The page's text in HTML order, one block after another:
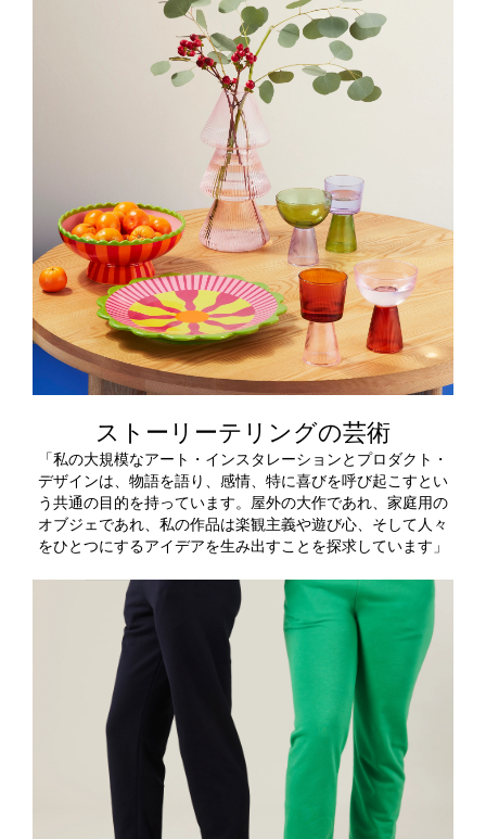
ストーリーテリングの芸術
「私の大規模なアート・インスタレーションとプロダクト・
デザインは、物語を語り、感情、特に喜びを呼び起こすとい
う共通の目的を持っています。屋外の大作であれ、家庭用の
オブジェであれ、私の作品は楽観主義や遊び心、そして人々
をひとつにするアイデアを生み出すことを探求しています」